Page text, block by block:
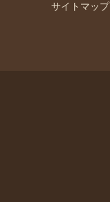
サイトマップ